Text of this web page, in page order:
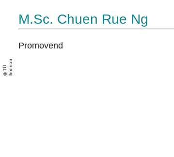
M.Sc. Chuen Rue Ng
Promovend
T
U
Il
m
e
n
a u